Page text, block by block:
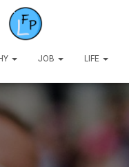
JOB LIFE